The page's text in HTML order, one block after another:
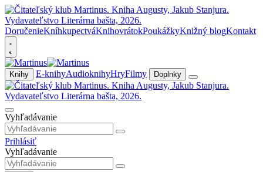
DoručenieKníhkupectváKnihovrátokPoukážkyKnižný blogKontakt
Knihy E-knihyAudioknihyHryFilmy Doplnky
Vyhľadávanie
Prihlásiť
Vyhľadávanie